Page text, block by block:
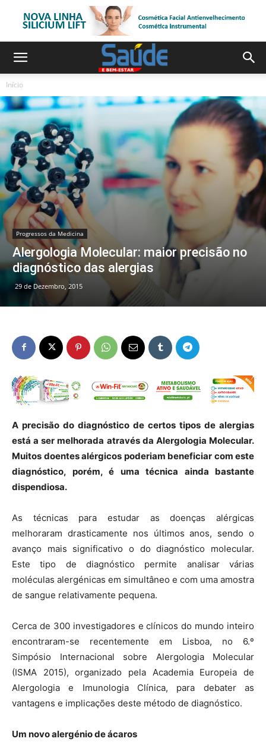
Início
Progressos da Medicina
Alergologia Molecular: maior precisão no
diagnóstico das alergias
29 de Dezembro, 2015
A precisão do diagnóstico de certos tipos de alergias
está a ser melhorada através da Alergologia Molecular.
Muitos doentes alérgicos poderiam beneficiar com este
diagnóstico, porém, é uma técnica ainda bastante
dispendiosa.
As técnicas para estudar as doenças alérgicas
melhoraram drasticamente nos últimos anos, sendo o
avanço mais significativo o do diagnóstico molecular.
Este tipo de diagnóstico permite analisar várias
moléculas alergénicas em simultâneo e com uma amostra
de sangue relativamente pequena.
Cerca de 300 investigadores e clínicos do mundo inteiro
encontraram-se recentemente em Lisboa, no 6.º
Simpósio Internacional sobre Alergologia Molecular
(ISMA 2015), organizado pela Academia Europeia de
Alergologia e Imunologia Clínica, para debater as
vantagens e implicações deste método de diagnóstico.
Um novo alergénio de ácaros